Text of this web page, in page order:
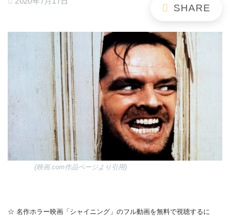
(映画.com作品ページより引用)
☆ 名作ホラー映画「シャイニング」のフル動画を無料で視聴するに